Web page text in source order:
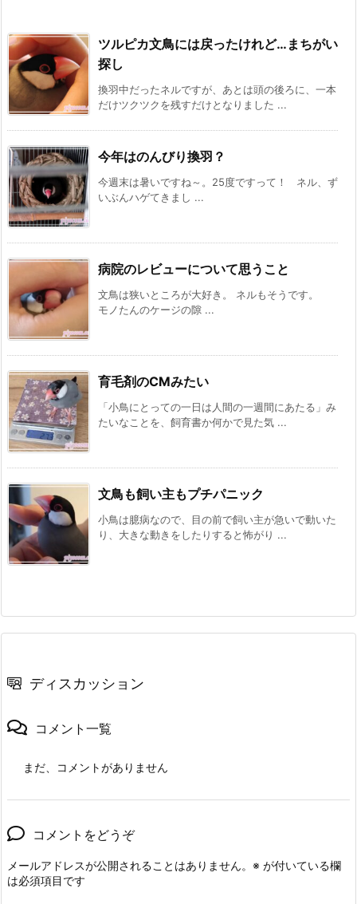
ツルピカ文鳥には戻ったけれど…まちがい
探し
換羽中だったネルですが、あとは頭の後ろに、一本
だけツクツクを残すだけとなりました ...
今年はのんびり換羽？
今週末は暑いですね～。25度ですって！ ネル、ず
いぶんハゲてきまし ...
病院のレビューについて思うこと
文鳥は狭いところが大好き。 ネルもそうです。
モノたんのケージの隙 ...
育毛剤のCMみたい
「小鳥にとっての一日は人間の一週間にあたる」み
たいなことを、飼育書か何かで見た気 ...
文鳥も飼い主もプチパニック
小鳥は臆病なので、目の前で飼い主が急いで動いた
り、大きな動きをしたりすると怖がり ...
ディスカッション
コメント一覧
まだ、コメントがありません
コメントをどうぞ
メールアドレスが公開されることはありません。 ※ が付いている欄
は必須項目です